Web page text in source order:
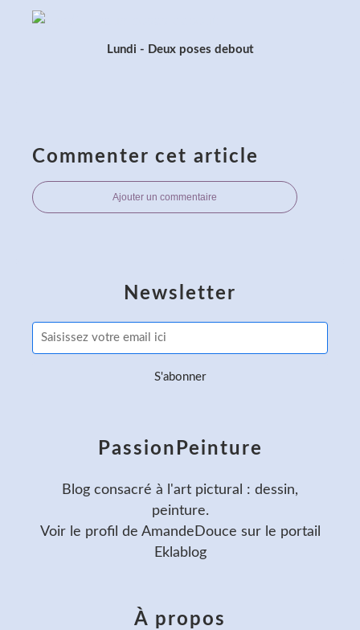
Lundi - Deux poses debout
Commenter cet article
Ajouter un commentaire
Newsletter
PassionPeinture
Blog consacré à l'art pictural : dessin,
peinture.
Voir le profil de AmandeDouce sur le portail
Eklablog
À propos